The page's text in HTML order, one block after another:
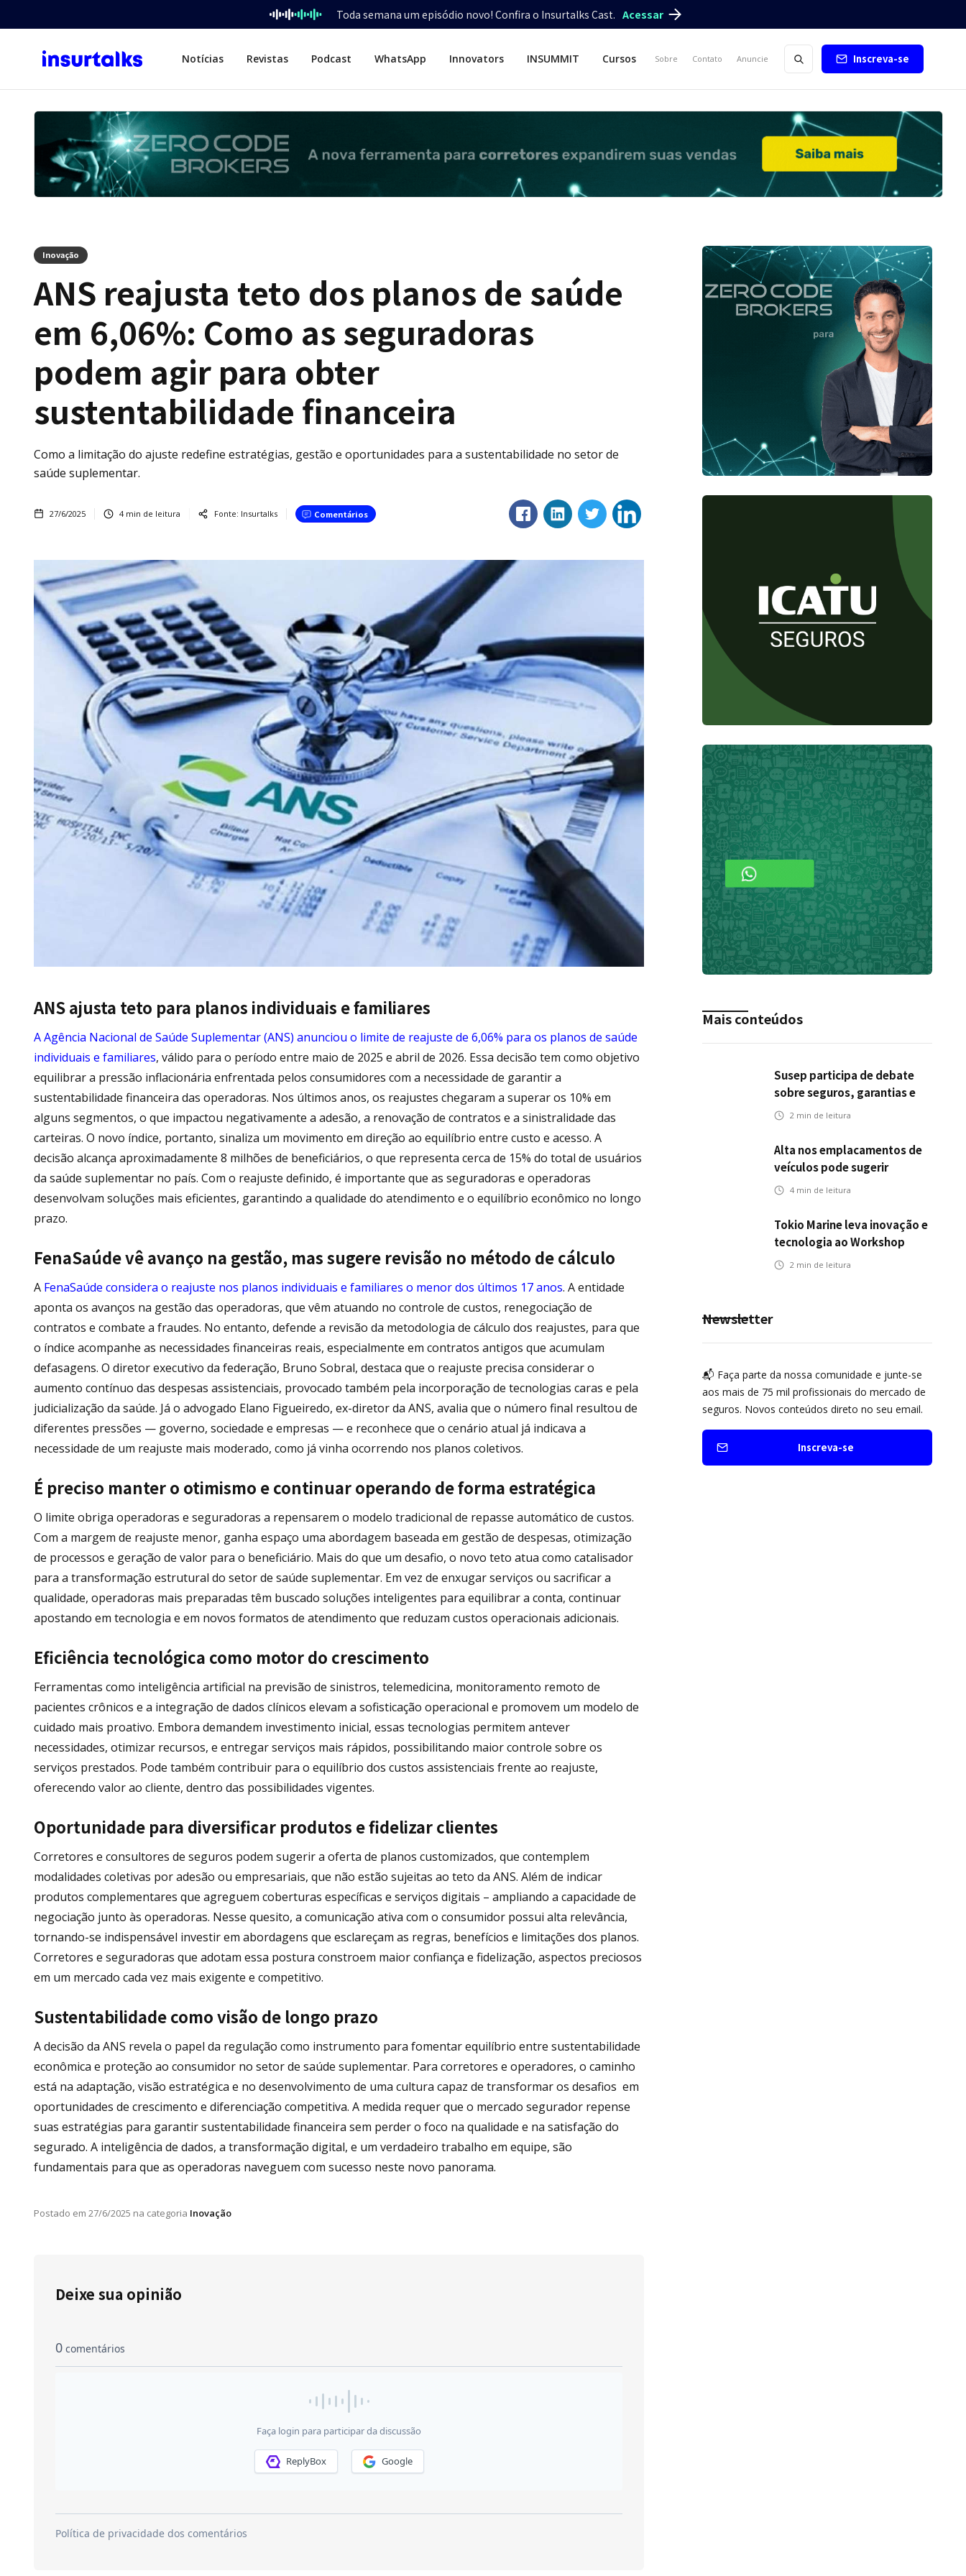
Toda semana um episódio novo! Confira o Insurtalks Cast. Acessar
Notícias Revistas Podcast WhatsApp Innovators INSUMMIT Cursos Sobre Contato Anuncie Inscreva-se
Inovação
ANS reajusta teto dos planos de saúde
em 6,06%: Como as seguradoras
podem agir para obter
sustentabilidade financeira
Como a limitação do ajuste redefine estratégias, gestão e oportunidades para a sustentabilidade no setor de
saúde suplementar.
27/6/2025 4min de leitura Fonte: Insurtalks Comentários
ANS ajusta teto para planos individuais e familiares
A Agência Nacional de Saúde Suplementar (ANS) anunciou o limite de reajuste de 6,06% para os planos de saúde
individuais e familiares, válido para o período entre maio de 2025 e abril de 2026. Essa decisão tem como objetivo
equilibrar a pressão inflacionária enfrentada pelos consumidores com a necessidade de garantir a
sustentabilidade financeira das operadoras. Nos últimos anos, os reajustes chegaram a superar os 10% em
alguns segmentos, o que impactou negativamente a adesão, a renovação de contratos e a sinistralidade das
carteiras. O novo índice, portanto, sinaliza um movimento em direção ao equilíbrio entre custo e acesso. A
decisão alcança aproximadamente 8 milhões de beneficiários, o que representa cerca de 15% do total de usuários
da saúde suplementar no país. Com o reajuste definido, é importante que as seguradoras e operadoras
desenvolvam soluções mais eficientes, garantindo a qualidade do atendimento e o equilíbrio econômico no longo
prazo.
FenaSaúde vê avanço na gestão, mas sugere revisão no método de cálculo
A FenaSaúde considera o reajuste nos planos individuais e familiares o menor dos últimos 17 anos. A entidade
aponta os avanços na gestão das operadoras, que vêm atuando no controle de custos, renegociação de
contratos e combate a fraudes. No entanto, defende a revisão da metodologia de cálculo dos reajustes, para que
o índice acompanhe as necessidades financeiras reais, especialmente em contratos antigos que acumulam
defasagens. O diretor executivo da federação, Bruno Sobral, destaca que o reajuste precisa considerar o
aumento contínuo das despesas assistenciais, provocado também pela incorporação de tecnologias caras e pela
judicialização da saúde. Já o advogado Elano Figueiredo, ex-diretor da ANS, avalia que o número final resultou de
diferentes pressões — governo, sociedade e empresas — e reconhece que o cenário atual já indicava a
necessidade de um reajuste mais moderado, como já vinha ocorrendo nos planos coletivos.
É preciso manter o otimismo e continuar operando de forma estratégica
O limite obriga operadoras e seguradoras a repensarem o modelo tradicional de repasse automático de custos.
Com a margem de reajuste menor, ganha espaço uma abordagem baseada em gestão de despesas, otimização
de processos e geração de valor para o beneficiário. Mais do que um desafio, o novo teto atua como catalisador
para a transformação estrutural do setor de saúde suplementar. Em vez de enxugar serviços ou sacrificar a
qualidade, operadoras mais preparadas têm buscado soluções inteligentes para equilibrar a conta, continuar
apostando em tecnologia e em novos formatos de atendimento que reduzam custos operacionais adicionais.
Eficiência tecnológica como motor do crescimento
Ferramentas como inteligência artificial na previsão de sinistros, telemedicina, monitoramento remoto de
pacientes crônicos e a integração de dados clínicos elevam a sofisticação operacional e promovem um modelo de
cuidado mais proativo. Embora demandem investimento inicial, essas tecnologias permitem antever
necessidades, otimizar recursos, e entregar serviços mais rápidos, possibilitando maior controle sobre os
serviços prestados. Pode também contribuir para o equilíbrio dos custos assistenciais frente ao reajuste,
oferecendo valor ao cliente, dentro das possibilidades vigentes.
Oportunidade para diversificar produtos e fidelizar clientes
Corretores e consultores de seguros podem sugerir a oferta de planos customizados, que contemplem
modalidades coletivas por adesão ou empresariais, que não estão sujeitas ao teto da ANS. Além de indicar
produtos complementares que agreguem coberturas específicas e serviços digitais – ampliando a capacidade de
negociação junto às operadoras. Nesse quesito, a comunicação ativa com o consumidor possui alta relevância,
tornando-se indispensável investir em abordagens que esclareçam as regras, benefícios e limitações dos planos.
Corretores e seguradoras que adotam essa postura constroem maior confiança e fidelização, aspectos preciosos
em um mercado cada vez mais exigente e competitivo.
Sustentabilidade como visão de longo prazo
A decisão da ANS revela o papel da regulação como instrumento para fomentar equilíbrio entre sustentabilidade
econômica e proteção ao consumidor no setor de saúde suplementar. Para corretores e operadores, o caminho
está na adaptação, visão estratégica e no desenvolvimento de uma cultura capaz de transformar os desafios em
oportunidades de crescimento e diferenciação competitiva. A medida requer que o mercado segurador repense
suas estratégias para garantir sustentabilidade financeira sem perder o foco na qualidade e na satisfação do
segurado. A inteligência de dados, a transformação digital, e um verdadeiro trabalho em equipe, são
fundamentais para que as operadoras naveguem com sucesso neste novo panorama.
Postado em 27/6/2025 na categoria Inovação
Deixe sua opinião
Mais conteúdos
Susep participa de debate
sobre seguros, garantias e
riscos em infraestrutura de
2 min de leitura
Alta nos emplacamentos de
veículos pode sugerir
oportunidades para o seguro
4 min de leitura
Tokio Marine leva inovação e
tecnologia ao Workshop
Integrativo da Poli-USP
2 min de leitura
Newsletter
📬 Faça parte da nossa comunidade e junte-se
aos mais de 75 mil profissionais do mercado de
seguros. Novos conteúdos direto no seu email.
Inscreva-se